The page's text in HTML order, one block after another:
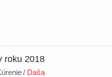
roku 2018
/ Daša